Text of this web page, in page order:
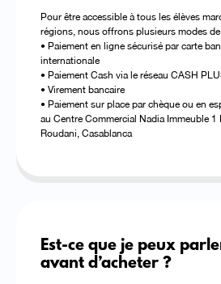
Pour être accessible à tous les élèves
régions, nous offrons plusieurs modes
• Paiement en ligne sécurisé par carte
internationale
• Paiement Cash via le réseau CASH
• Virement bancaire
• Paiement sur place par chèque ou en
au Centre Commercial Nadia Immeuble
Roudani, Casablanca
Est-ce que je peux
avant d’acheter ?